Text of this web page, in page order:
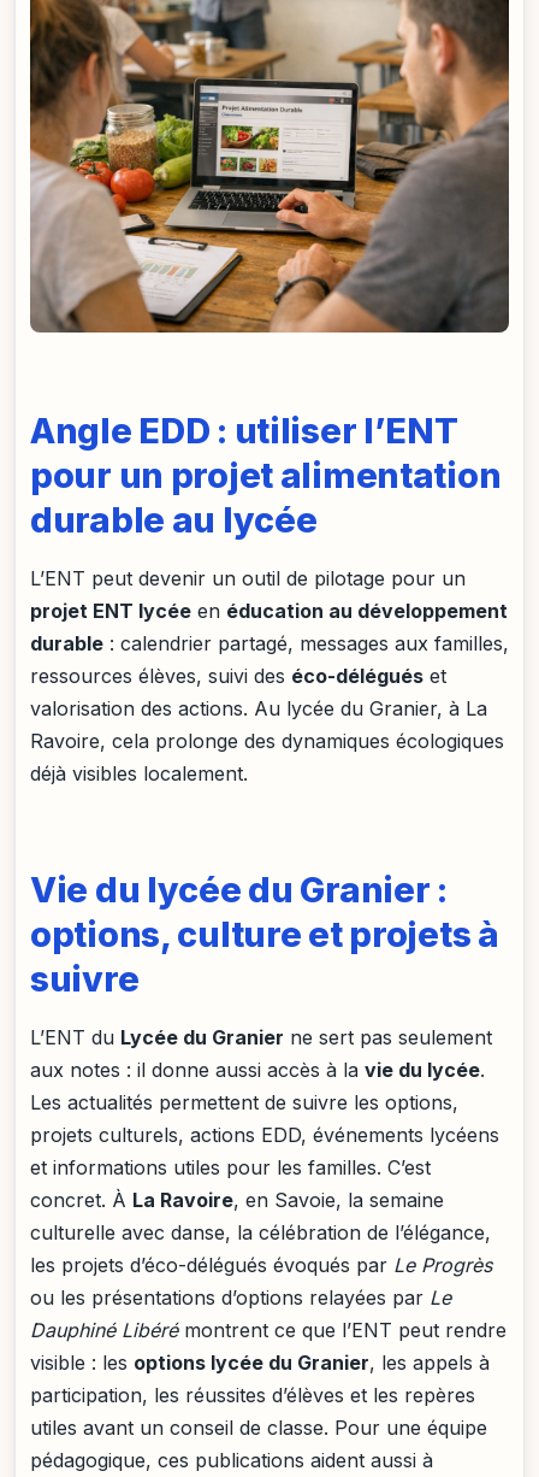
Angle EDD : utiliser l’ENT
pour un projet alimentation
durable au lycée
L’ENT peut devenir un outil de pilotage pour un
projet ENT lycée en éducation au développement
durable : calendrier partagé, messages aux familles,
ressources élèves, suivi des éco-délégués et
valorisation des actions. Au lycée du Granier, à La
Ravoire, cela prolonge des dynamiques écologiques
déjà visibles localement.
Vie du lycée du Granier :
options, culture et projets à
suivre
L’ENT du Lycée du Granier ne sert pas seulement
aux notes : il donne aussi accès à la vie du lycée.
Les actualités permettent de suivre les options,
projets culturels, actions EDD, événements lycéens
et informations utiles pour les familles. C’est
concret. À La Ravoire, en Savoie, la semaine
culturelle avec danse, la célébration de l’élégance,
les projets d’éco-délégués évoqués par Le Progrès
ou les présentations d’options relayées par Le
Dauphiné Libérémontrent ce que l’ENT peut rendre
visible : les options lycée du Granier, les appels à
participation, les réussites d’élèves et les repères
utiles avant un conseil de classe. Pour une équipe
pédagogique, ces publications aident aussi à